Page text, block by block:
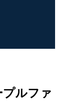
ルファ